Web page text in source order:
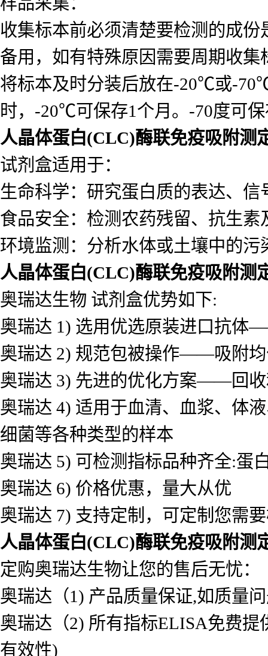
收集标本前必须清楚要检测的成
备用，如有特殊原因需要周期收集
将标本及时分装后放在-20℃或-
时，-20℃可保存1个月。-70度可
人晶体蛋白(CLC)酶联免疫吸附测
试剂盒适用于：
生命科学：研究蛋白质的表达、信
食品安全：检测农药残留、抗生素
环境监测：分析水体或土壤中的
人晶体蛋白(CLC)酶联免疫吸附测
奥瑞达生物 试剂盒优势如下:
奥瑞达 1) 选用优选原装进口抗
奥瑞达 2) 规范包被操作——吸附
奥瑞达 3) 先进的优化方案——回
奥瑞达 4) 适用于血清、血浆、体
细菌等各种类型的样本
奥瑞达 5) 可检测指标品种齐全:蛋
奥瑞达 6) 价格优惠，量大从优
奥瑞达 7) 支持定制，可定制您需
人晶体蛋白(CLC)酶联免疫吸附测
定购奥瑞达生物让您的售后无忧：
奥瑞达（1) 产品质量保证,如质量
奥瑞达（2) 所有指标ELISA免费
有效性)